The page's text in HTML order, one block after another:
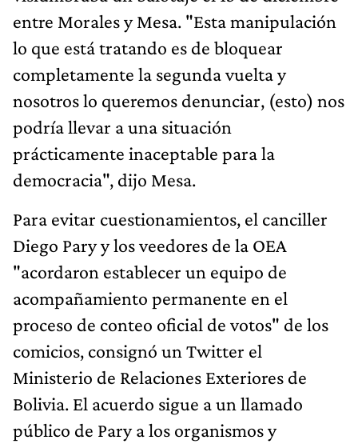
entre Morales y Mesa. "Esta manipulación
lo que está tratando es de bloquear
completamente la segunda vuelta y
nosotros lo queremos denunciar, (esto) nos
podría llevar a una situación
prácticamente inaceptable para la
democracia", dijo Mesa.
Para evitar cuestionamientos, el canciller
Diego Pary y los veedores de la OEA
"acordaron establecer un equipo de
acompañamiento permanente en el
proceso de conteo oficial de votos" de los
comicios, consignó un Twitter el
Ministerio de Relaciones Exteriores de
Bolivia. El acuerdo sigue a un llamado
público de Pary a los organismos y